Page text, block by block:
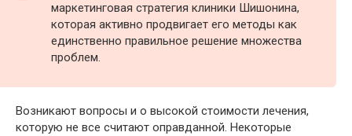
маркетинговая стратегия клиники Шишонина,
которая активно продвигает его методы как
единственно правильное решение множества
проблем​.
Возникают вопросы и о высокой стоимости лечения,
которую не все считают оправданной. Некоторые